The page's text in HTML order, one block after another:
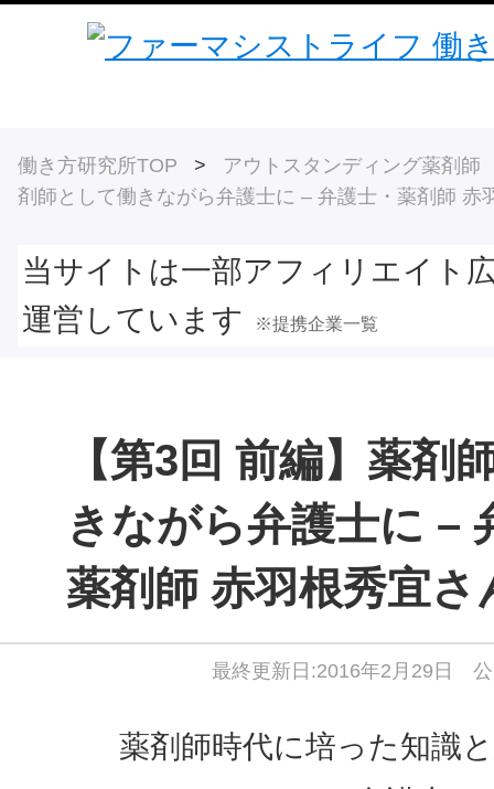
働き方研究所TOP > アウトスタンディング薬剤師
剤師として働きながら弁護士に – 弁護士・薬剤師 赤
当サイトは一部アフィリエイト
運営しています
※提携企業一覧
【第3回 前編】薬剤
きながら弁護士に –
薬剤師 赤羽根秀宜さ
最終更新日:2016年2月29日
薬剤師時代に培った知識